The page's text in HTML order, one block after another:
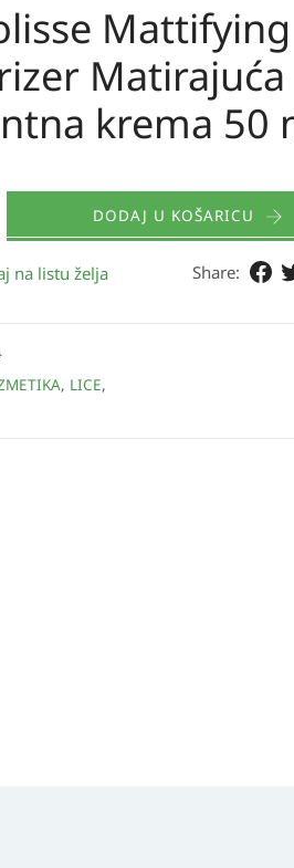
Mattifying
Matirajuća
krema 50
DODAJ U KOŠARICU
Share:
na listu želja
, LICE,